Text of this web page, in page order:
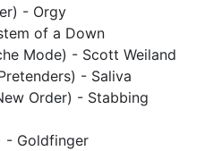
- Orgy
of a Down
Mode) - Scott Weiland
- Saliva
Order) - Stabbing
- Goldfinger